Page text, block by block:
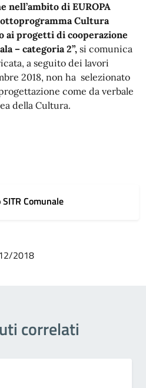
nell’ambito di EUROPA
Cultura
ai progetti di cooperazione
– categoria 2”, si comunica
a seguito dei lavori
2018, non ha selezionato
come da verbale
della Cultura.
Comunale
2018
correlati